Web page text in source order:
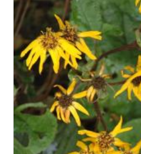
Floraison
Exposition
Feuillage
Rusticité
Type de sol